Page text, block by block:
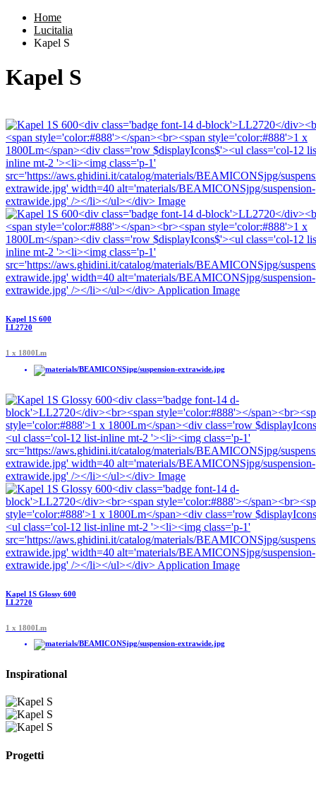
Home
Lucitalia
Kapel S
Kapel S
Kapel 1S 600
LL2720
1 x 1800Lm
Kapel 1S Glossy 600
LL2720
1 x 1800Lm
Inspirational
Progetti